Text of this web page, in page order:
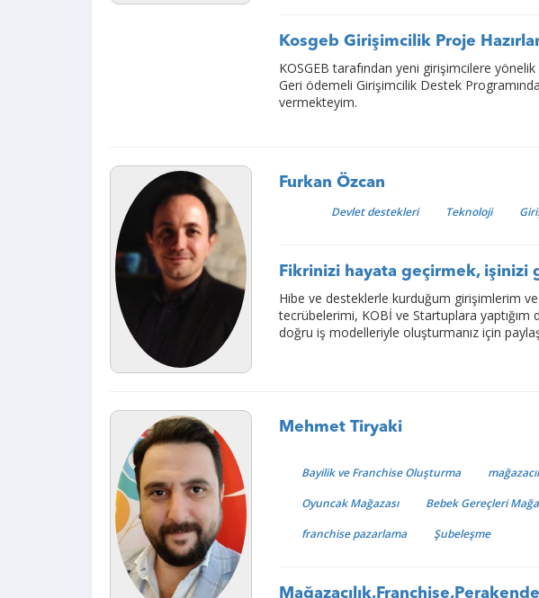
Kosgeb Girişimcilik Proje
KOSGEB tarafından yeni girişimcilere
Geri ödemeli Girişimcilik Destek
vermekteyim.
Furkan Özcan
Devlet destekleri Teknoloji
Fikrinizi hayata geçirmek,
Hibe ve desteklerle kurduğum girişimlerim
tecrübelerimi, KOBİ ve Startuplara yaptığım
doğru iş modelleriyle oluşturmanız için
Mehmet Tiryaki
Bayilik ve Franchise Oluşturma
Oyuncak Mağazası
Bebek Gereçleri
franchise pazarlama
Şubeleşme